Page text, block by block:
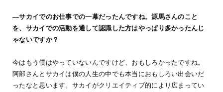
―サカイでのお仕事での一幕だったんですね。源馬さんのこと
を、サカイでの活動を通して認識した方はやっぱり多かったんじ
ゃないですか？
今はもう僕はやっていないんですけど、おもしろかったですね。
阿部さんとサカイは僕の人生の中でも本当におもしろい出会いだ
ったなと思います。サカイがクリエイティブ的により広まってい